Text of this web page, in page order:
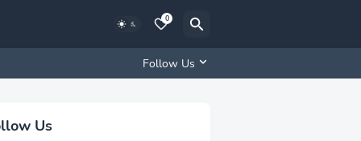
0
Follow Us
Us